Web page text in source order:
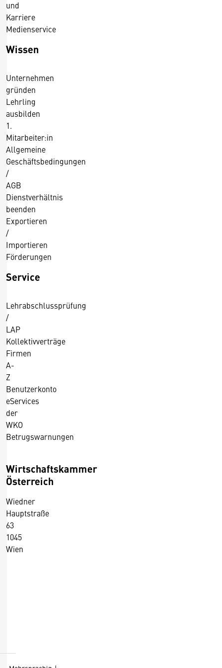
2
0
1
6
und
Karriere
Medienservice
Wissen
Unternehmen
gründen
Lehrling
ausbilden
1.
Mitarbeiter:in
Allgemeine
Geschäftsbedingungen
/
AGB
Dienstverhältnis
beenden
Exportieren
/
Importieren
Förderungen
Service
Lehrabschlussprüfung
/
LAP
Kollektivverträge
Firmen
A-
Z
Benutzerkonto
eServices
der
WKO
Betrugswarnungen
Wirtschaftskammer
Österreich
Wiedner
Hauptstraße
63
1045
Wien